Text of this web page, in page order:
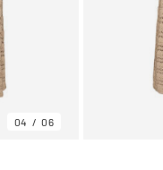
04 06